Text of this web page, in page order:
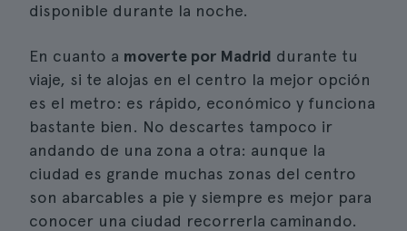
disponible durante la noche.
En cuanto a moverte por Madrid durante tu
viaje, si te alojas en el centro la mejor opción
es el metro: es rápido, económico y funciona
bastante bien. No descartes tampoco ir
andando de una zona a otra: aunque la
ciudad es grande muchas zonas del centro
son abarcables a pie y siempre es mejor para
conocer una ciudad recorrerla caminando.